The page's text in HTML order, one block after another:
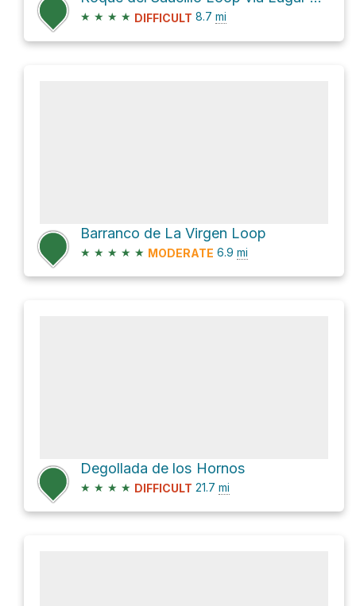
★ ★ ★ ★ DIFFICULT 8.7 mi
Barranco de La Virgen Loop
★ ★ ★ ★ ★ MODERATE 6.9 mi
Degollada de los Hornos
★ ★ ★ ★ DIFFICULT 21.7 mi